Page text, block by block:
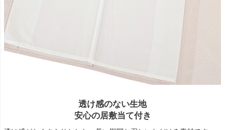
透け感のない生地
安心の居敷当て付き